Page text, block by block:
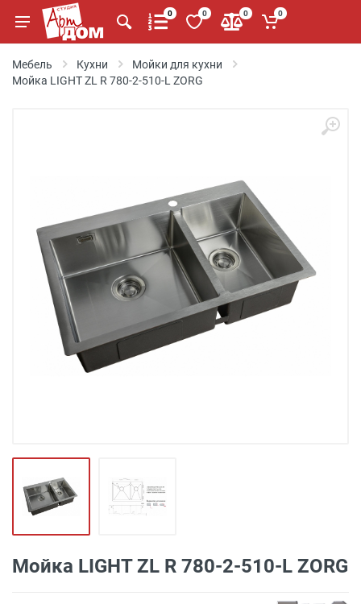
0 0 0 0
Мебель Кухни
Мойки для кухни
Мойка LIGHT ZL R 780-2-510-L ZORG
Мойка LIGHT ZL R 780-2-510-L ZORG